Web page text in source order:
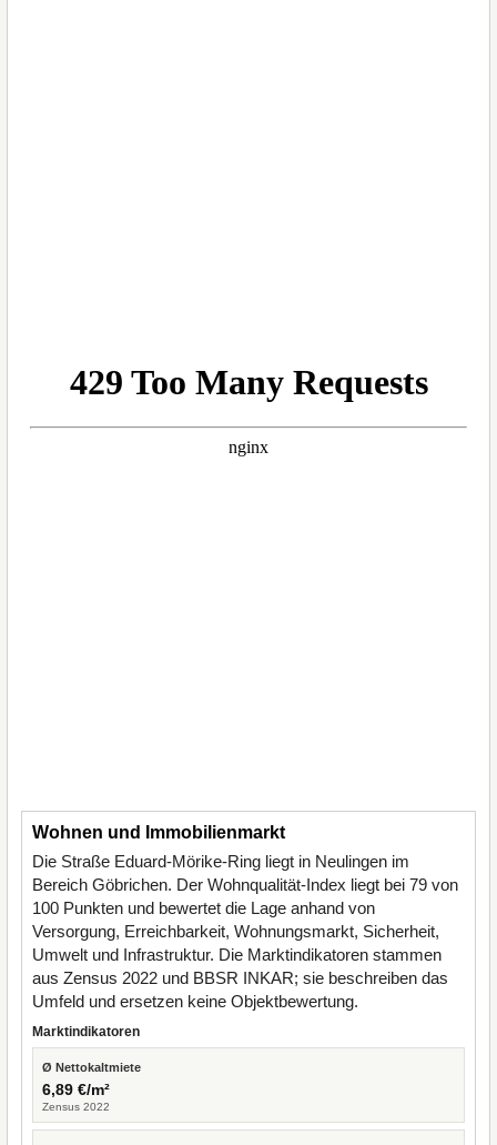
Wohnen und Immobilienmarkt
Die Straße Eduard-Mörike-Ring liegt in Neulingen im
Bereich Göbrichen. Der Wohnqualität-Index liegt bei 79 von
100 Punkten und bewertet die Lage anhand von
Versorgung, Erreichbarkeit, Wohnungsmarkt, Sicherheit,
Umwelt und Infrastruktur. Die Marktindikatoren stammen
aus Zensus 2022 und BBSR INKAR; sie beschreiben das
Umfeld und ersetzen keine Objektbewertung.
Marktindikatoren
Ø Nettokaltmiete
6,89 €/m²
Zensus 2022